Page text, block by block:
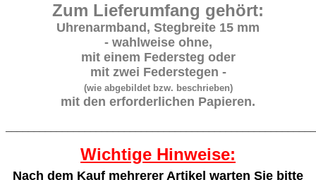
Zum Lieferumfang gehört:
Uhrenarmband, Stegbreite 15 mm
- wahlweise ohne,
mit einem Federsteg oder
mit zwei Federstegen -
(wie abgebildet bzw. beschrieben)
mit den erforderlichen Papieren.
Wichtige Hinweise:
Nach dem Kauf mehrerer Artikel warten Sie bitte